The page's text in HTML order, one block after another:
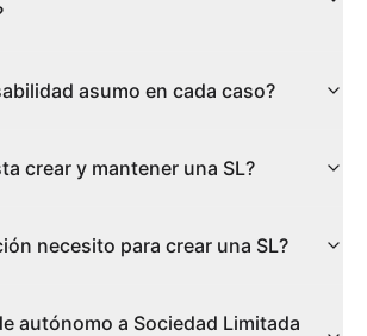
asumo en cada caso?
crear y mantener una SL?
necesito para crear una SL?
autónomo a Sociedad Limitada